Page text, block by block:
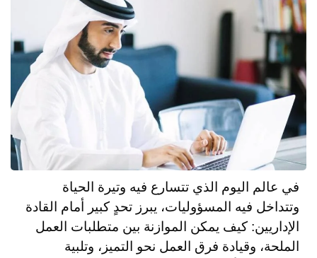
في عالم اليوم الذي تتسارع فيه وتيرة الحياة
وتتداخل فيه المسؤوليات، يبرز تحدٍ كبير أمام القادة
الإداريين: كيف يمكن الموازنة بين متطلبات العمل
الملحة، وقيادة فرق العمل نحو التميز، وتلبية